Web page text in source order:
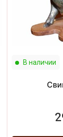
В наличии